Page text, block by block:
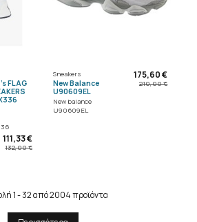
FLAG
111,33 €
132,00 €
Sneakers
New Balance
U90609EL
New balance
U90609EL
175,60 €
210,00 €
1 - 32 από 2004 προϊόντα